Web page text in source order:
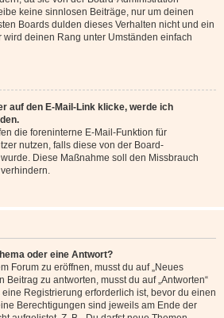
keine sinnlosen Beiträge, nur um deinen
Boards dulden dieses Verhalten nicht und ein
wird deinen Rang unter Umständen einfach
auf den E-Mail-Link klicke, werde ich
die foreninterne E-Mail-Funktion für
nutzen, falls diese von der Board-
Diese Maßnahme soll den Missbrauch
oder eine Antwort?
Forum zu eröffnen, musst du auf „Neues
Beitrag zu antworten, musst du auf „Antworten“
Registrierung erforderlich ist, bevor du einen
Berechtigungen sind jeweils am Ende der